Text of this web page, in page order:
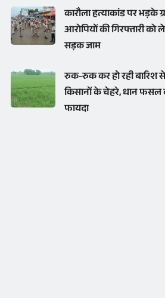
कारौला हत्याकांड पर भड़के
आरोपियों की गिरफ्तारी को
सड़क जाम
रुक-रुक कर हो रही बारिश
किसानों के चेहरे, धान फसल
फायदा